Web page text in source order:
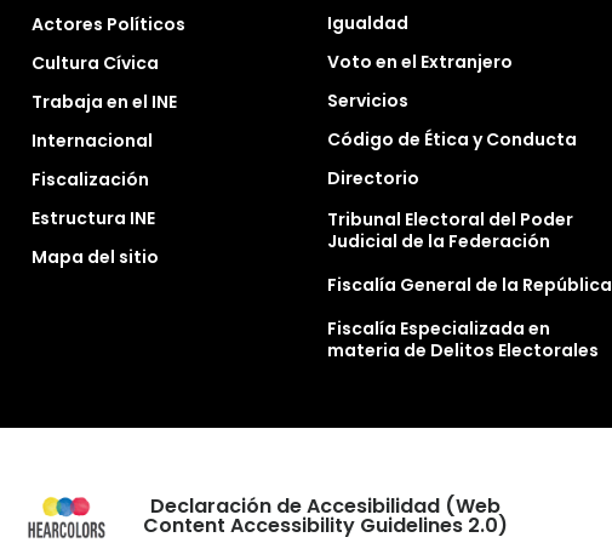
Actores Políticos
Cultura Cívica
Trabaja en el INE
Internacional
Fiscalización
Estructura INE
Mapa del sitio
Igualdad
Voto en el Extranjero
Servicios
Código de Ética y Conducta
Directorio
Tribunal Electoral del Poder
Judicial de la Federación
Fiscalía General de la República
Fiscalía Especializada en
materia de Delitos Electorales
Declaración de Accesibilidad (Web
Content Accessibility Guidelines 2.0)